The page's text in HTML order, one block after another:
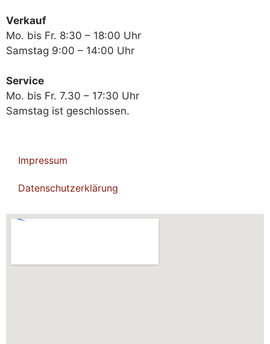
Verkauf
Mo. bis Fr. 8:30 – 18:00 Uhr
Samstag 9:00 – 14:00 Uhr
Service
Mo. bis Fr. 7.30 – 17:30 Uhr
Samstag ist geschlossen.
Impressum
Datenschutzerklärung